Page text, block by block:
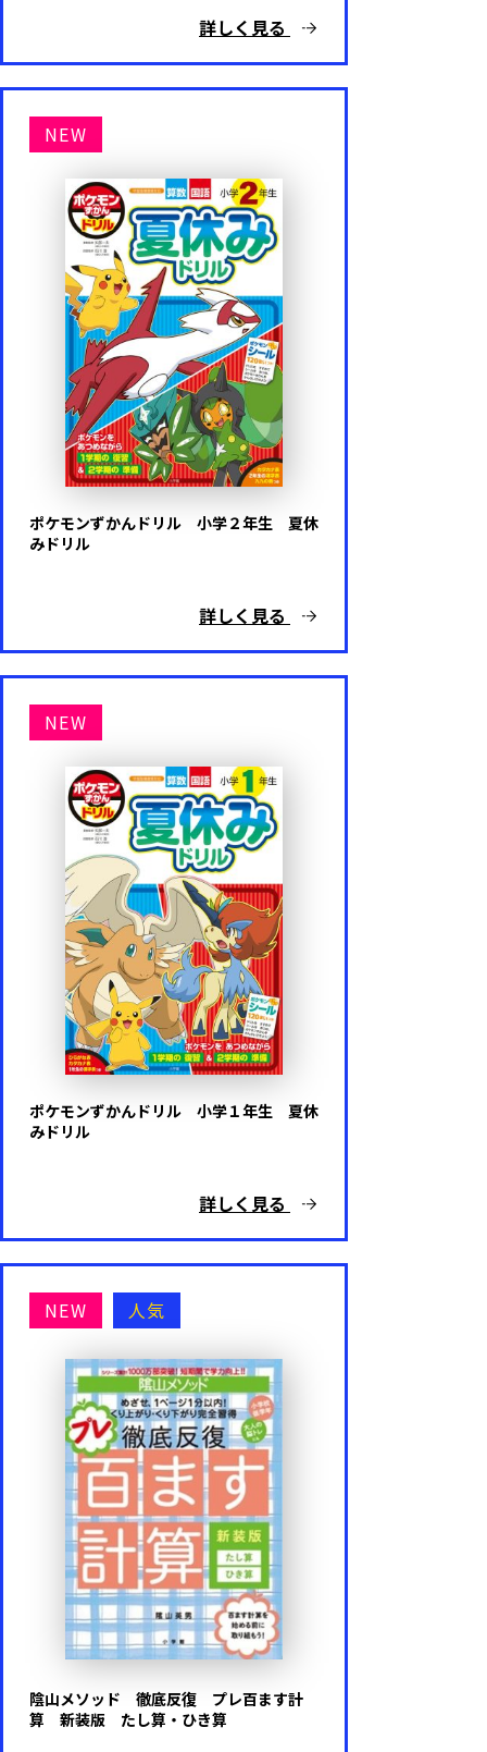
詳しく見る
NEW
ポケモンずかんドリル 小学２年生 夏休
みドリル
詳しく見る
NEW
ポケモンずかんドリル 小学１年生 夏休
みドリル
詳しく見る
NEW 人気
陰山メソッド 徹底反復 プレ百ます計
算 新装版 たし算・ひき算